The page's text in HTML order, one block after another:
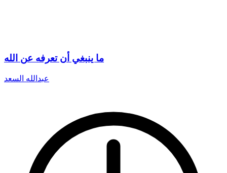
ما ينبغي أن تعرفه عن الله
عبدالله السعد